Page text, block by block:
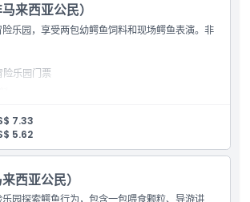
来西亚公民）
乐园，享受两包幼鳄鱼饲料和现场鳄鱼表演。非
险乐园门票
7.33
5.62
西亚公民）
园探索鳄鱼行为，包含一包喂食颗粒、导游讲